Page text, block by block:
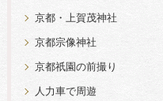
京都・上賀茂神社
京都宗像神社
京都祇園の前撮り
人力車で周遊